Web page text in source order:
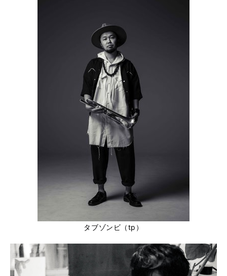
タブゾンビ（tp）